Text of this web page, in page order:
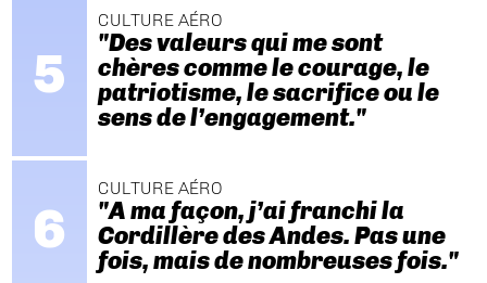
CULTURE AÉRO
"Des valeurs qui me sont
chères comme le courage, le
patriotisme, le sacrifice ou le
sens de l’engagement."
CULTURE AÉRO
"A ma façon, j’ai franchi la
Cordillère des Andes. Pas une
fois, mais de nombreuses fois."